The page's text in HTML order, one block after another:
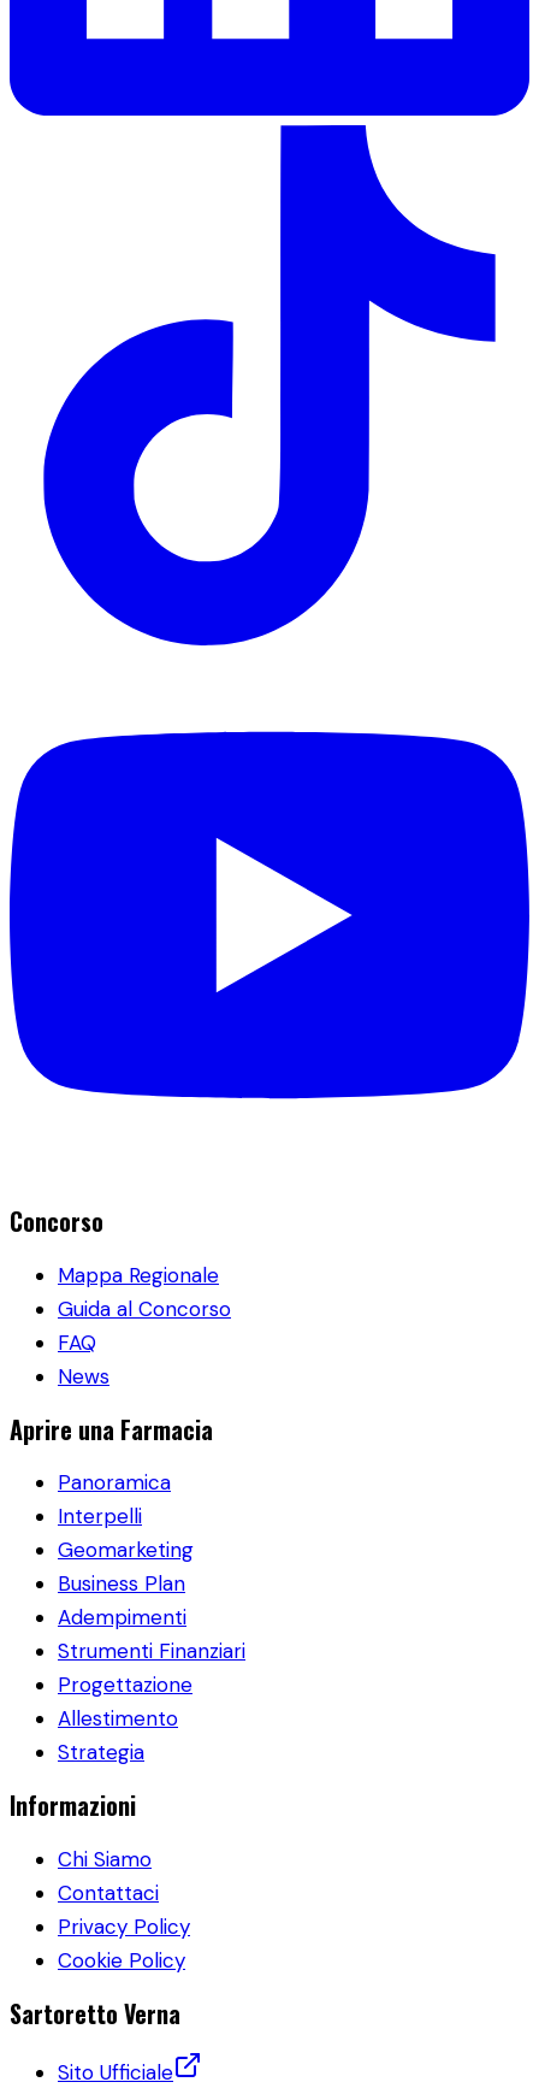
Concorso
Mappa Regionale
Guida al Concorso
FAQ
News
Aprire una Farmacia
Panoramica
Interpelli
Geomarketing
Business Plan
Adempimenti
Strumenti Finanziari
Progettazione
Allestimento
Strategia
Informazioni
Chi Siamo
Contattaci
Privacy Policy
Cookie Policy
Sartoretto Verna
Sito Ufficiale